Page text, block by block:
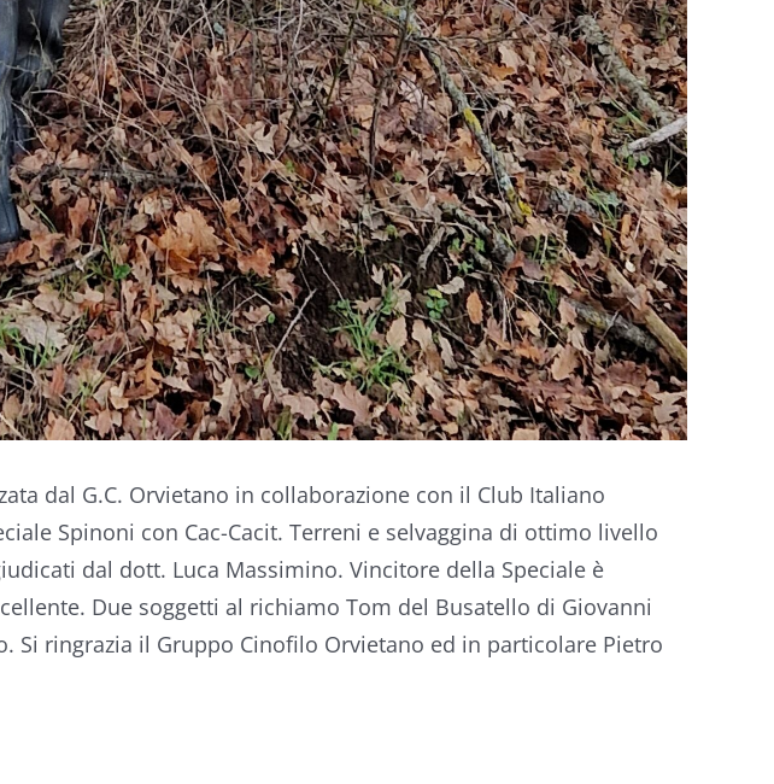
dal G.C. Orvietano in collaborazione con il Club Italiano
Spinoni con Cac-Cacit. Terreni e selvaggina di ottimo livello
dal dott. Luca Massimino. Vincitore della Speciale è
Due soggetti al richiamo Tom del Busatello di Giovanni
Si ringrazia il Gruppo Cinofilo Orvietano ed in particolare Pietro